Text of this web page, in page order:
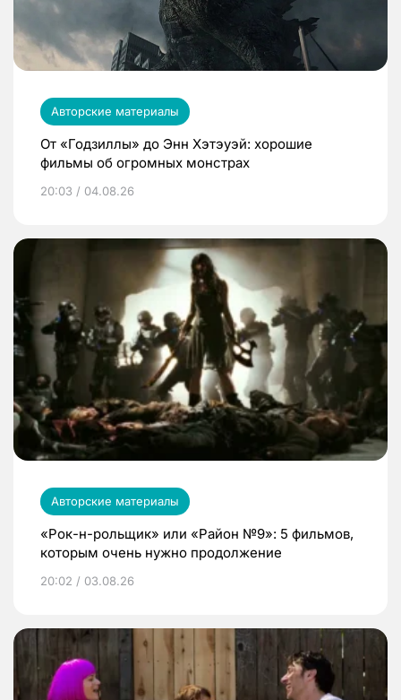
Авторские материалы
От «Годзиллы» до Энн Хэтэуэй: хорошие
фильмы об огромных монстрах
20:03 / 04.08.26
Авторские материалы
«Рок-н-рольщик» или «Район №9»: 5 фильмов,
которым очень нужно продолжение
20:02 / 03.08.26